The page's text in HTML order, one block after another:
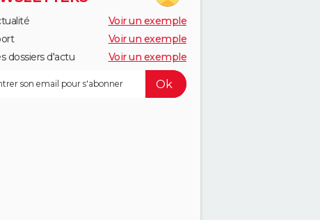
Voir un exemple
Voir un exemple
dossiers d'actu
Voir un exemple